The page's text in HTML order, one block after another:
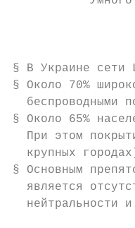
§ В Украине сети
§ Около 70%
беспроводными
§ Около 65%
При этом
крупных
§ Основным
является
нейтральности